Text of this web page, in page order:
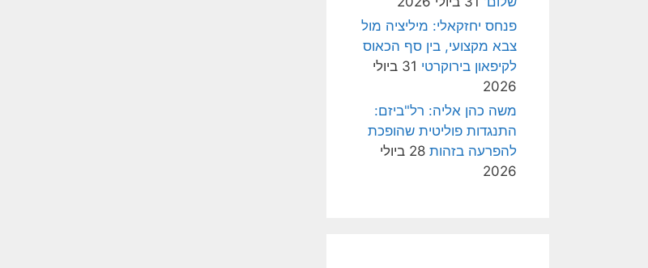
פנחס יחזקאלי: מיליציה מול
צבא מקצועי, בין סף הכאוס
לקיפאון בירוקרטי
31 ביולי
2026
משה כהן אליה: רל"ביזם:
התנגדות פוליטית שהופכת
להפרעה בזהות
28 ביולי
2026